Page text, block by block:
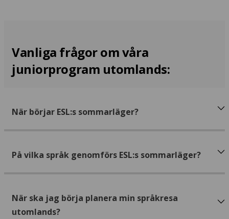
Vanliga frågor om våra
juniorprogram utomlands:
När börjar ESL:s sommarläger?
På vilka språk genomförs ESL:s sommarläger?
När ska jag börja planera min språkresa
utomlands?